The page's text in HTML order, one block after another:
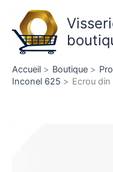
contenu
Accueil Boutique
Inconel 625
Ecrou